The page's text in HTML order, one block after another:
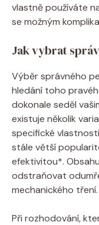
vlastně používáte
se možným
Jak vybrat
Výběr správného
hledání toho
dokonale seděl
existuje několik
specifické
stále větší
efektivitou*.
odstraňovat
mechanického tření.
Při rozhodování,